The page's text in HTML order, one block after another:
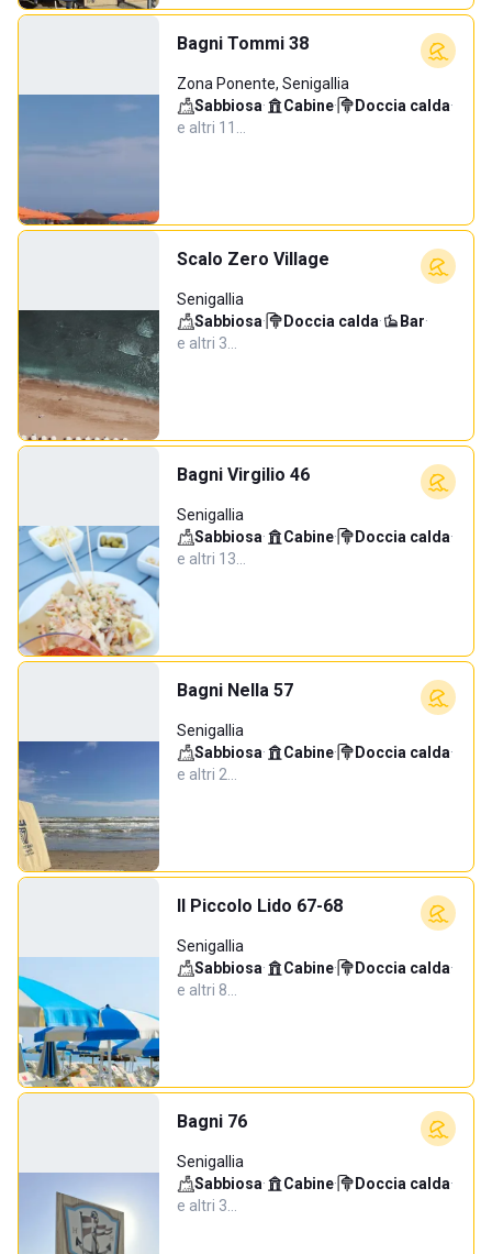
Bagni Tommi 38
Zona Ponente, Senigallia
Sabbiosa· Cabine· Doccia calda·
e altri 11…
Scalo Zero Village
Senigallia
Sabbiosa· Doccia calda· Bar·
e altri 3…
Bagni Virgilio 46
Senigallia
Sabbiosa· Cabine· Doccia calda·
e altri 13…
Bagni Nella 57
Senigallia
Sabbiosa· Cabine· Doccia calda·
e altri 2…
Il Piccolo Lido 67-68
Senigallia
Sabbiosa· Cabine· Doccia calda·
e altri 8…
Bagni 76
Senigallia
Sabbiosa· Cabine· Doccia calda·
e altri 3…